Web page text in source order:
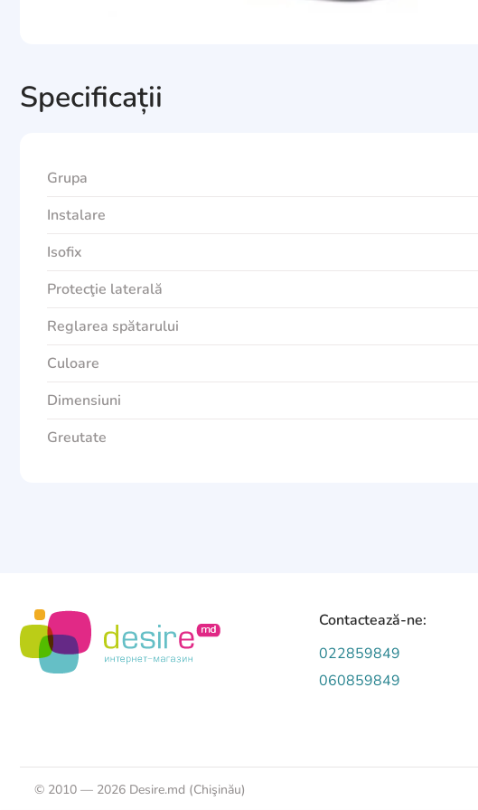
Specificații
Grupa
Instalare
Isofix
Protecţie laterală
Reglarea spătarului
Culoare
Dimensiuni
Greutate
Contactează-ne:
022859849
060859849
© 2010 — 2026 Desire.md (Chişinău)